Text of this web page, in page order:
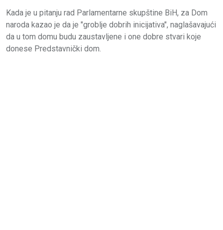
Kada je u pitanju rad Parlamentarne skupštine BiH, za Dom
naroda kazao je da je "groblje dobrih inicijativa", naglašavajući
da u tom domu budu zaustavljene i one dobre stvari koje
donese Predstavnički dom.